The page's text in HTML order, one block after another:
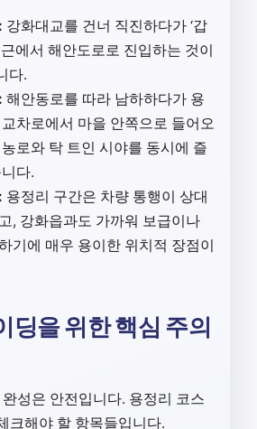
강화대교를 건너 직진하다가 ‘갑
근에서 해안도로로 진입하는 것이
다.
해안동로를 따라 남하하다가 용
차로에서 마을 안쪽으로 들어오
로와 탁 트인 시야를 동시에 즐
다.
용정리 구간은 차량 통행이 상대
, 강화읍과도 가까워 보급이나
기에 매우 용이한 위치적 장점이
딩을 위한 핵심 주의
성은 안전입니다. 용정리 코스
크해야 할 항목들입니다.